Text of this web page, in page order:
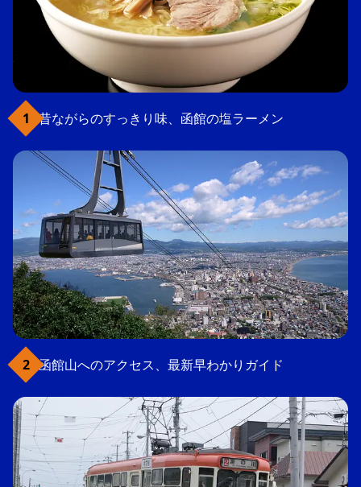
昔ながらのすっきり味、函館の塩ラーメン
函館山へのアクセス、最新早わかりガイド